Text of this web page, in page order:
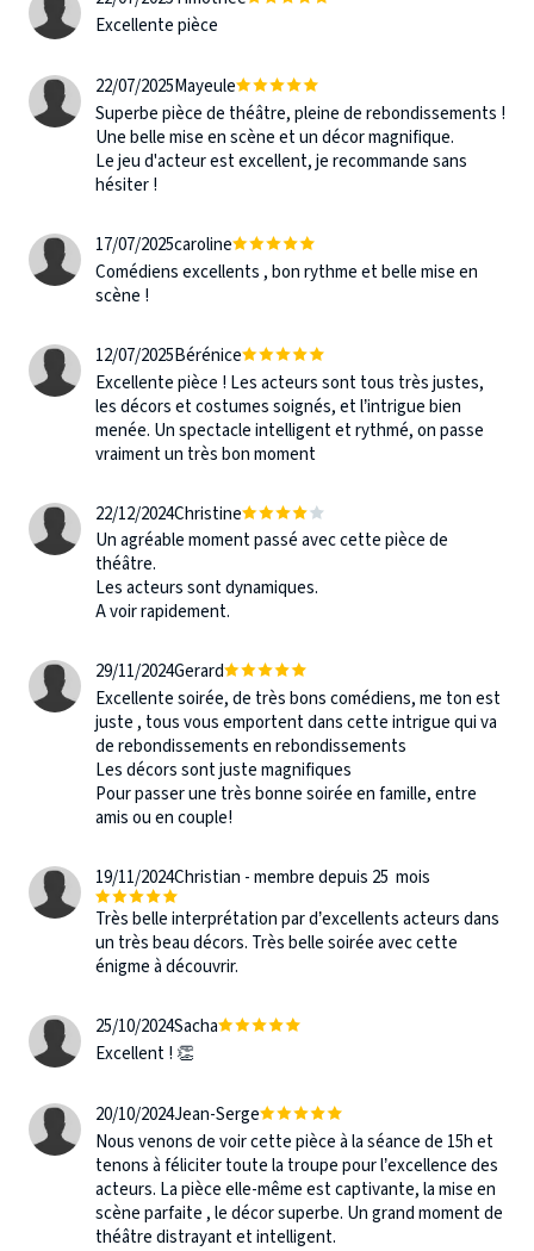
Excellente pièce
22/07/2025Mayeule
Superbe pièce de théâtre, pleine de rebondissements !
Une belle mise en scène et un décor magnifique.
Le jeu d'acteur est excellent, je recommande sans
hésiter !
17/07/2025caroline
Comédiens excellents , bon rythme et belle mise en
scène !
12/07/2025Bérénice
Excellente pièce ! Les acteurs sont tous très justes,
les décors et costumes soignés, et l’intrigue bien
menée. Un spectacle intelligent et rythmé, on passe
vraiment un très bon moment
22/12/2024Christine
Un agréable moment passé avec cette pièce de
théâtre.
Les acteurs sont dynamiques.
A voir rapidement.
29/11/2024Gerard
Excellente soirée, de très bons comédiens, me ton est
juste , tous vous emportent dans cette intrigue qui va
de rebondissements en rebondissements
Les décors sont juste magnifiques
Pour passer une très bonne soirée en famille, entre
amis ou en couple!
19/11/2024Christian - membre depuis 25 mois
Très belle interprétation par d’excellents acteurs dans
un très beau décors. Très belle soirée avec cette
énigme à découvrir.
25/10/2024Sacha
Excellent ! 👏
20/10/2024Jean-Serge
Nous venons de voir cette pièce à la séance de 15h et
tenons à féliciter toute la troupe pour l’excellence des
acteurs. La pièce elle-même est captivante, la mise en
scène parfaite , le décor superbe. Un grand moment de
théâtre distrayant et intelligent.